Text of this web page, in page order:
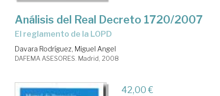
Análisis del Real Decreto 1720/2007
el reglamento de la LOPD
Davara Rodríguez, Miguel Angel
DAFEMA ASESORES. Madrid, 2008
42,00 €